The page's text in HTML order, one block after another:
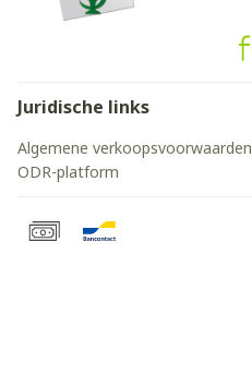
Juridische links
Algemene verkoopsvoorwaarden
ODR-platform